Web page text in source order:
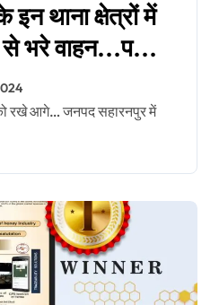
थाना क्षेत्रों में
भरे वाहन…पढ़े